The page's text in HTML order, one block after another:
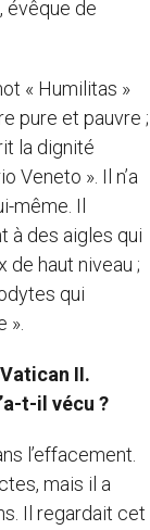
évêque de
« Humilitas »
pure et pauvre ;
la dignité
Veneto ». Il n’a
même. Il
à des aigles qui
haut niveau ;
qui
».
II.
t-il vécu ?
l’effacement.
mais il a
Il regardait cet